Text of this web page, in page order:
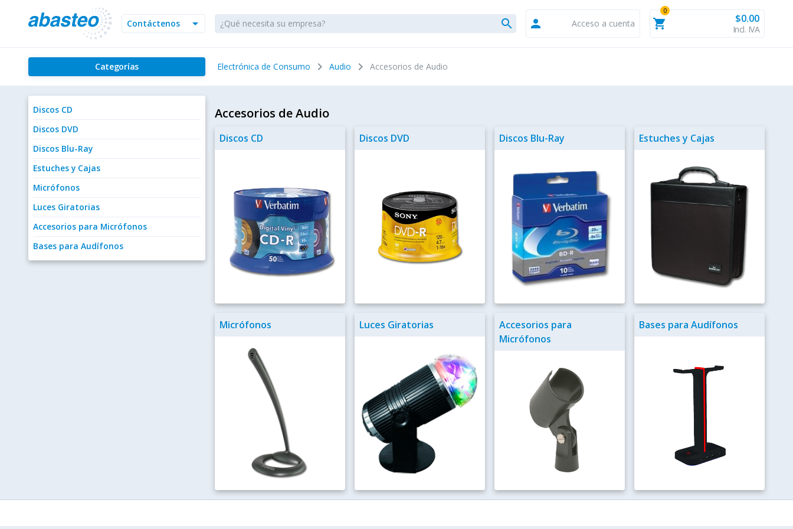
arrow_drop_down
Contáctenos search person Acceso a cuenta shopping_cart
0
$0.00
Incl. IVA
Categorías Electrónica de Consumo chevron_right Audio chevron_right Accesorios de Audio
Discos CD
Discos DVD
Discos Blu-Ray
Estuches y Cajas
Micrófonos
Luces Giratorias
Accesorios para Micrófonos
Bases para Audífonos
Accesorios de Audio
Discos CD Discos DVD Discos Blu-Ray Estuches y Cajas
Micrófonos Luces Giratorias
Accesorios para
Micrófonos
Bases para Audífonos